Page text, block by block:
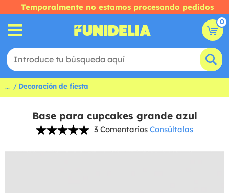
Temporalmente no estamos procesando pedidos
0
... Decoración de fiesta
Base para cupcakes grande azul
3 Comentarios Consúltalas